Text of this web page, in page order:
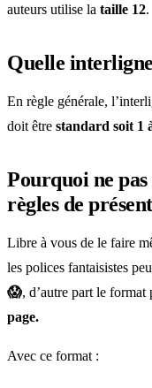
auteurs utilise la taille 12.
Quelle
En règle générale,
doit être standard soit 1
Pourquoi ne
règles de
Libre à vous de le faire
les polices fantaisistes
😱, d’autre part le format
page.
Avec ce format :